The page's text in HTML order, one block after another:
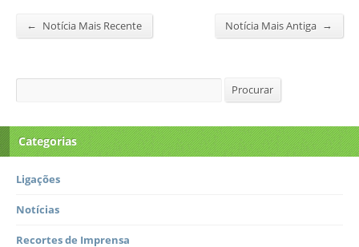
← Notícia Mais Recente Notícia Mais Antiga →
Procurar
Categorias
Ligações
Notícias
Recortes de Imprensa